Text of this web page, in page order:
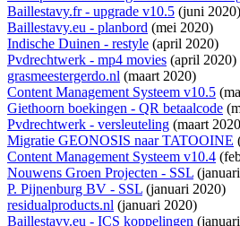
Baillestavy.fr - upgrade v10.5 (juni 2020)
Baillestavy.eu - planbord (mei 2020)
Indische Duinen - restyle (april 2020)
Pvdrechtwerk - mp4 movies (april 2020)
grasmeestergerdo.nl (maart 2020)
Content Management Systeem v10.5
Giethoorn boekingen - QR betaalcode
Pvdrechtwerk - versleuteling (maart
Migratie GEONOSIS naar TATOOINE
Content Management Systeem v10.4
Nouwens Groen Projecten - SSL
P. Pijnenburg BV - SSL (januari 2020)
residualproducts.nl (januari 2020)
Baillestavy.eu - ICS koppelingen